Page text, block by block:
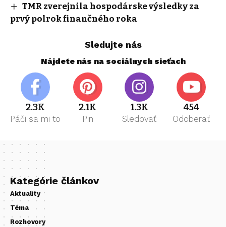
TMR zverejnila hospodárske výsledky za
prvý polrok finančného roka
Sledujte nás
Nájdete nás na sociálnych sieťach
2.3K
Páči sa mi to
2.1K
Pin
1.3K
Sledovať
454
Odoberať
Kategórie článkov
Aktuality
Téma
Rozhovory